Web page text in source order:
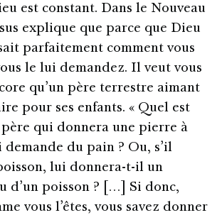
est constant. Dans le Nouveau
explique que parce que Dieu
parfaitement comment vous
le lui demandez. Il veut vous
qu’un père terrestre aimant
pour ses enfants. « Quel est
qui donnera une pierre à
demande du pain ? Ou, s’il
lui donnera-t-il un
d’un poisson ? […] Si donc,
vous l’êtes, vous savez donner